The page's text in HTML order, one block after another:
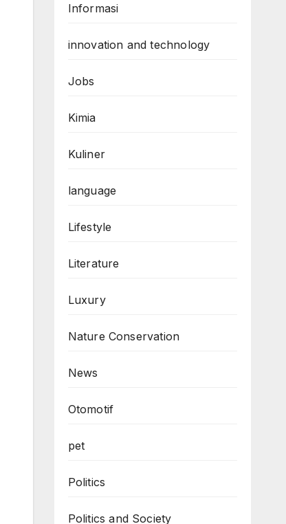
Informasi
innovation and technology
Jobs
Kimia
Kuliner
language
Lifestyle
Literature
Luxury
Nature Conservation
News
Otomotif
pet
Politics
Politics and Society